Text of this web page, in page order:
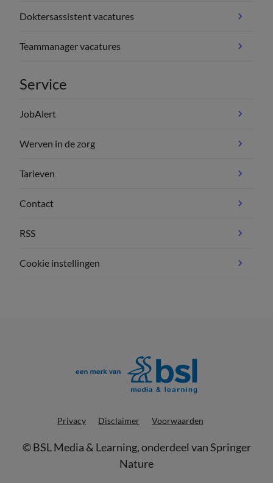
Doktersassistent vacatures
Teammanager vacatures
Service
JobAlert
Werven in de zorg
Tarieven
Contact
RSS
Cookie instellingen
Privacy Disclaimer Voorwaarden
©BSL Media & Learning, onderdeel vanSpringer
Nature